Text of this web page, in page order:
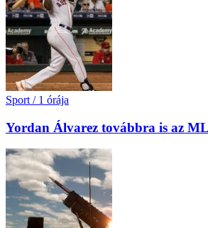
Sport / 1 órája
Yordan Álvarez továbbra is az